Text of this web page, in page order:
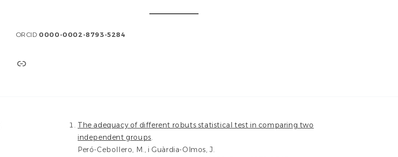
ORCID 0000-0002-8793-5284
Link
The adequacy of different robuts statistical test in comparing two
independent groups.
Peró-Cebollero, M., i Guàrdia-Olmos, J.